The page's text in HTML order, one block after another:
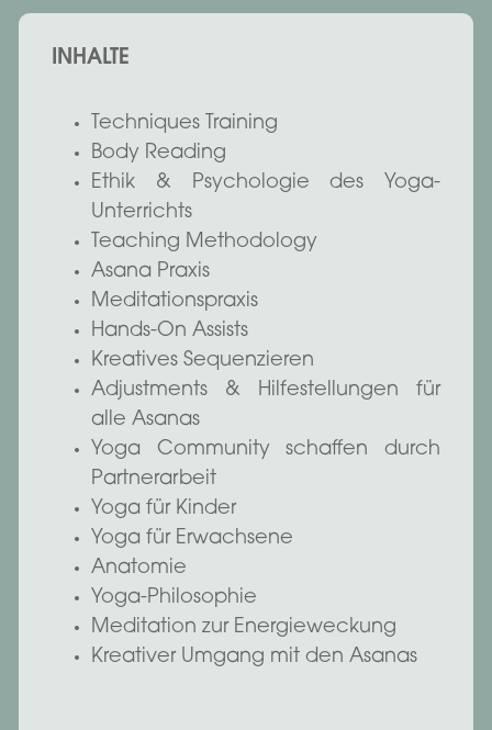
INHALTE
Techniques Training
Body Reading
Ethik & Psychologie des Yoga-
Unterrichts
Teaching Methodology
Asana Praxis
Meditationspraxis
Hands-On Assists
Kreatives Sequenzieren
Adjustments & Hilfestellungen für
alle Asanas
Yoga Community schaffen durch
Partnerarbeit
Yoga für Kinder
Yoga für Erwachsene
Anatomie
Yoga-Philosophie
Meditation zur Energieweckung
Kreativer Umgang mit den Asanas